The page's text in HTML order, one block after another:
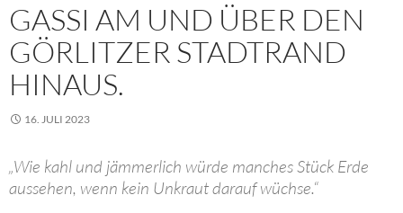
GASSI AM UND ÜBER DEN
GÖRLITZER STADTRAND
HINAUS.
16. JULI 2023
„Wie kahl und jämmerlich würde manches Stück Erde
aussehen, wenn kein Unkraut darauf wüchse.“